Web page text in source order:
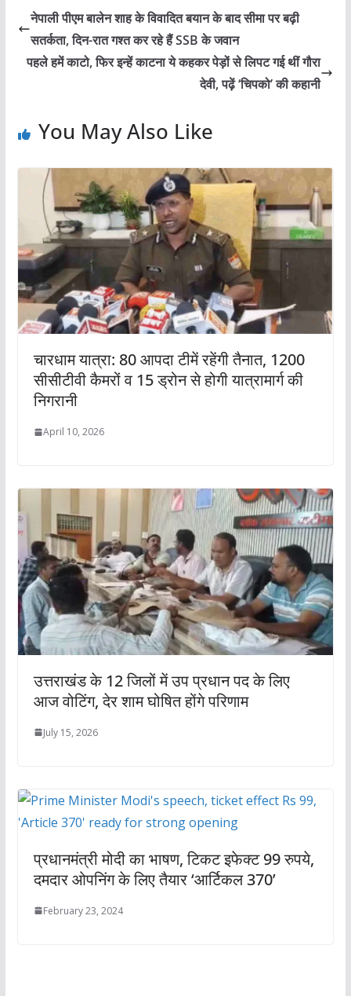
नेपाली पीएम बालेन शाह के विवादित बयान के बाद सीमा पर बढ़ी
सतर्कता, दिन-रात गश्त कर रहे हैं SSB के जवान
पहले हमें काटो, फिर इन्हें काटना ये कहकर पेड़ों से लिपट गई थीं गौरा
देवी, पढ़ें ‘चिपको’ की कहानी
You May Also Like
चारधाम यात्रा: 80 आपदा टीमें रहेंगी तैनात, 1200
सीसीटीवी कैमरों व 15 ड्रोन से होगी यात्रामार्ग की
निगरानी
April 10, 2026
उत्तराखंड के 12 जिलों में उप प्रधान पद के लिए
आज वोटिंग, देर शाम घोषित होंगे परिणाम
July 15, 2026
प्रधानमंत्री मोदी का भाषण, टिकट इफेक्ट 99 रुपये,
दमदार ओपनिंग के लिए तैयार ‘आर्टिकल 370’
February 23, 2024